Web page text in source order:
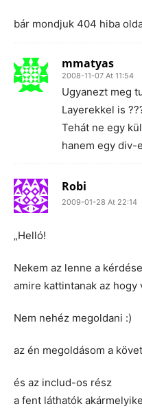
bár mondjuk 404 hiba
mmatyas
2008-11-07 At 11:54
Ugyanezt meg
Layerekkel is
Tehát ne egy
hanem egy div-
Robi
2009-01-28 At 22:14
„Helló!
Nekem az lenne a
amire kattintanak az hogy
Nem nehéz megoldani :)
az én megoldásom a
és az includ-os rész
a fent láthatók